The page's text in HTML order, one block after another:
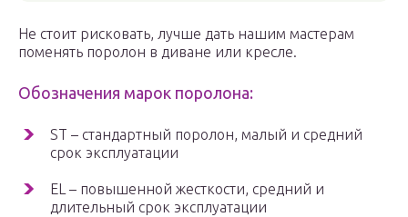
Не стоит рисковать, лучше дать нашим мастерам
поменять поролон в диване или кресле.
Обозначения марок поролона:
ST – стандартный поролон, малый и средний
срок эксплуатации
EL – повышенной жесткости, средний и
длительный срок эксплуатации